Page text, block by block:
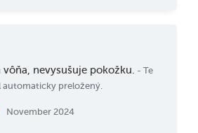
nevysušuje pokožku. - Te
automaticky preložený.
November 2024